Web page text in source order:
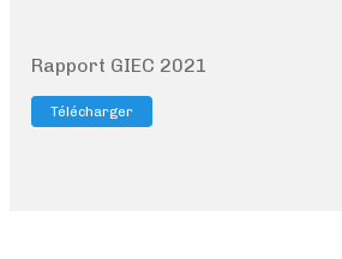
Rapport GIEC 2021
Télécharger